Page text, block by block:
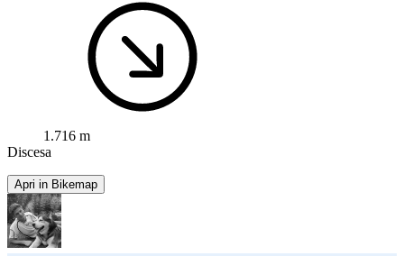
1.716 m
Discesa
Apri in Bikemap